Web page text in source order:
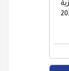
الترم الاول 2027